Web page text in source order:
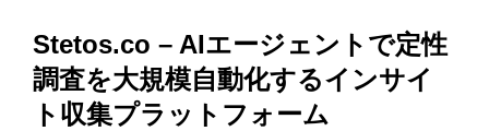
Stetos.co – AIエージェントで定性
調査を大規模自動化するインサイ
ト収集プラットフォーム